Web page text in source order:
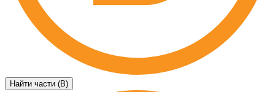
Найти части (B)